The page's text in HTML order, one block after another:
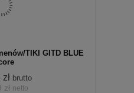
TIKI GITD BLUE
brutto
zł netto